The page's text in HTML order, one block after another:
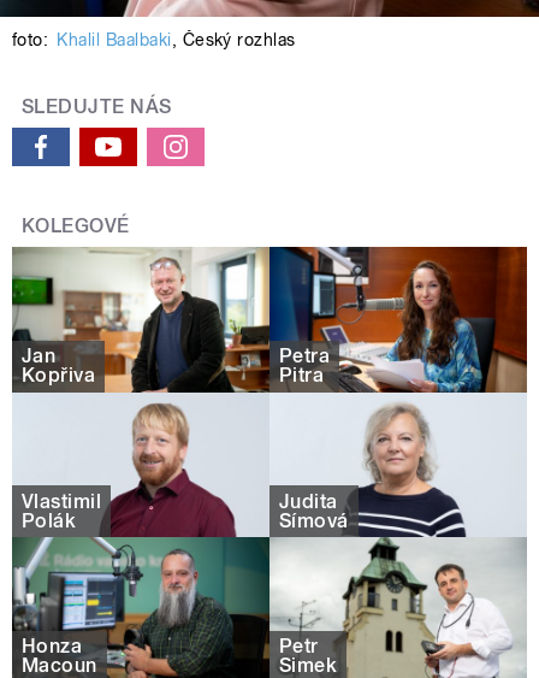
foto: Khalil Baalbaki, Český rozhlas
SLEDUJTE NÁS
KOLEGOVÉ
Jan
Kopřiva
Petra
Pitra
Vlastimil
Polák
Judita
Šímová
Honza
Macoun
Petr
Šimek